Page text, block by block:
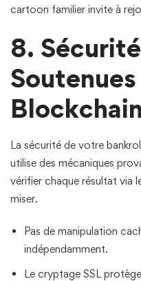
cartoon familier invite à
8.
Blockchain
La sécurité de votre
utilise des mécaniques
vérifier chaque résultat via
miser.
Pas de manipulation
indépendamment.
Le cryptage SSL